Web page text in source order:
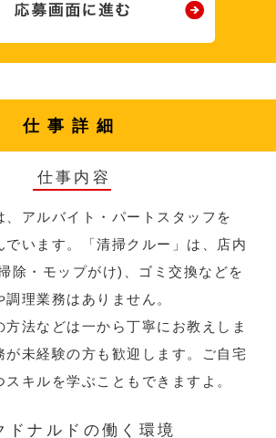
仕事詳細
仕事内容
、アルバイト・パートスタッフを
でいます。「清掃クルー」は、店内
除・モップがけ)、ゴミ交換などを
理業務はありません。
方法などは一から丁寧にお教えしま
が未経験の方も歓迎します。ご自宅
キルを学ぶこともできますよ。
ドナルドの働く環境